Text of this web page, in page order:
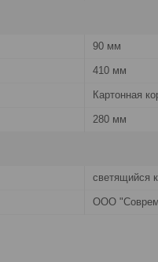
90 мм
410 мм
Картонная
280 мм
светящийся
ООО